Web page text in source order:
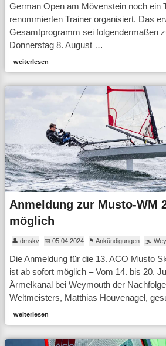
German Open am Mövenstein noch ein
renommierten Trainer organisiert. Das
Gesamtprogramm sei folgendermaßen
Donnerstag 8. August …
weiterlesen
Anmeldung zur Musto-WM
möglich
👤 dmskv 📅 05.04.2024 ⚑ Ankündigungen 🌫
Die Anmeldung für die 13. ACO Musto
ist ab sofort möglich – Vom 14. bis 20.
Ärmelkanal bei Weymouth der
Weltmeisters, Matthias Houvenagel,
weiterlesen